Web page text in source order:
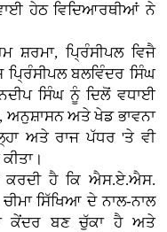
ਹੇਠ ਵਿਦਿਆਰਥੀਆਂ ਨੇ
ਸ਼ਰਮਾ, ਪ੍ਰਿੰਸੀਪਲ ਵਿਜੈ
ਬਲਵਿੰਦਰ ਸਿੰਘ
ਸਿੰਘ ਨੂੰ ਦਿਲੋਂ ਵਧਾਈ
ਅਨੁਸ਼ਾਸਨ ਅਤੇ ਖੇਡ ਭਾਵਨਾ
ਅਤੇ ਰਾਜ ਪੱਧਰ 'ਤੇ ਵੀ
ਕਰਦੀ ਹੈ ਕਿ ਐਸ.ਏ.ਐਸ.
ਸਿੱਖਿਆ ਦੇ ਨਾਲ-ਨਾਲ
ਕੇਂਦਰ ਬਣ ਚੁੱਕਾ ਹੈ ਅਤੇ